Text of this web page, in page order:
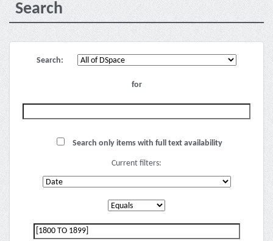
Search
Search:
for
Search only items with full text availability
Current filters: